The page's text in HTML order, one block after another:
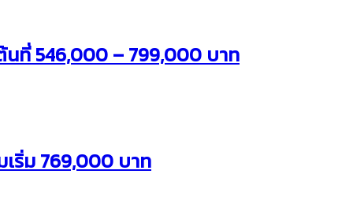
ต้นที่ 546,000 – 799,000 บาท
เริ่ม 769,000 บาท